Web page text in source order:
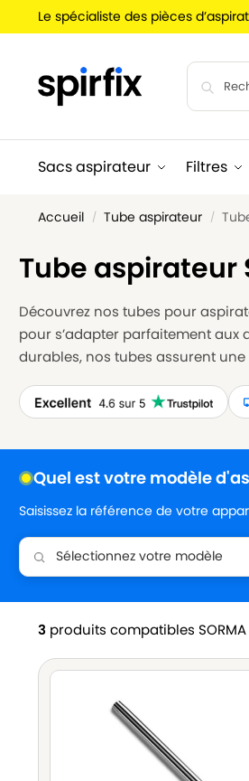
Le spécialiste des pièces
Sacs aspirateur Filtres
Accueil / Tube aspirateur /
Tube aspirateur
Découvrez nos tubes pour
pour s’adapter parfaitement aux
durables, nos tubes assurent
Quel est votre modèle
Saisissez la référence de votre
3 produits compatibles SORMA